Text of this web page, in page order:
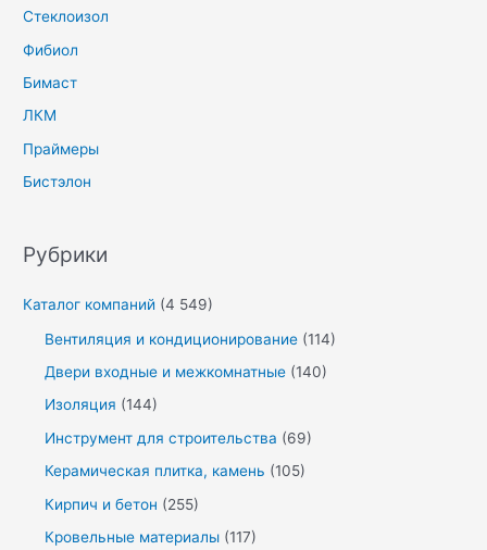
Стеклоизол
Фибиол
Бимаст
ЛКМ
Праймеры
Бистэлон
Рубрики
Каталог компаний (4 549)
Вентиляция и кондиционирование (114)
Двери входные и межкомнатные (140)
Изоляция (144)
Инструмент для строительства (69)
Керамическая плитка, камень (105)
Кирпич и бетон (255)
Кровельные материалы (117)